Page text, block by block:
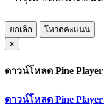
ยกเลิก
โหวตคะแนน
×
ดาวน์โหลด Pine Player
ดาวน์โหลด Pine